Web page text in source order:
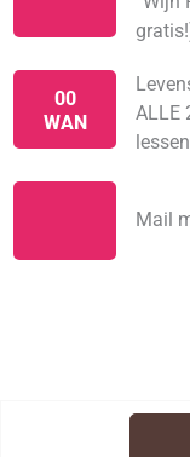
00
WAN
ALLE
Mail